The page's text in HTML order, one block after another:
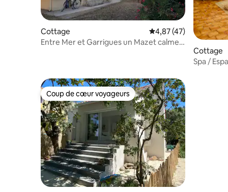
Cottage Évaluation moyenne
4,87 (47)
Entre Mer et Garrigues un Mazet calme
Cottage
Spa /
Coup de cœur voyageurs
Coup de cœur voyageurs